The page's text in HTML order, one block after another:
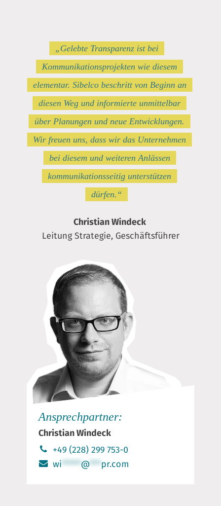
„Gelebte Transparenz ist bei
Kommunikationsprojekten wie diesem
elementar. Sibelco beschritt von Beginn an
diesen Weg und informierte unmittelbar
über Planungen und neue Entwicklungen.
Wir freuen uns, dass wir das Unternehmen
bei diesem und weiteren Anlässen
kommunikationsseitig unterstützen
dürfen.“
Christian Windeck
Leitung Strategie, Geschäftsführer
Ansprechpartner:
Christian Windeck
+49 (228) 299 753-0
wi*****@***pr.com